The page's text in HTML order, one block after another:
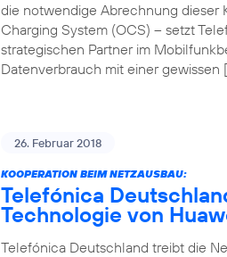
die notwendige Abrechnung dieser
Charging System (OCS) – setzt
strategischen Partner im
Datenverbrauch mit einer gewissen
26. Februar 2018
KOOPERATION BEIM NETZAUSBAU:
Telefónica
Technologie von
Telefónica Deutschland treibt die